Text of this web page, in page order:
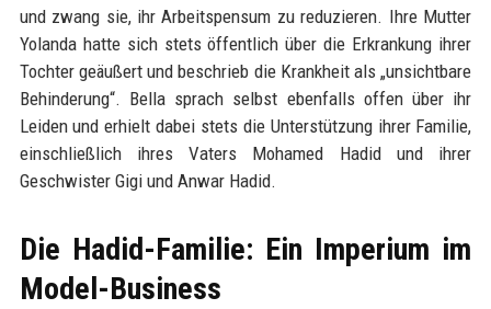
und zwang sie, ihr Arbeitspensum zu reduzieren. Ihre Mutter
Yolanda hatte sich stets öffentlich über die Erkrankung ihrer
Tochter geäußert und beschrieb die Krankheit als „unsichtbare
Behinderung“. Bella sprach selbst ebenfalls offen über ihr
Leiden und erhielt dabei stets die Unterstützung ihrer Familie,
einschließlich ihres Vaters Mohamed Hadid und ihrer
Geschwister Gigi und Anwar Hadid.
Die Hadid-Familie: Ein Imperium im
Model-Business